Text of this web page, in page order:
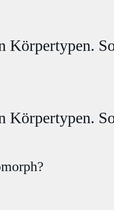
Körpertypen.
Körpertypen.